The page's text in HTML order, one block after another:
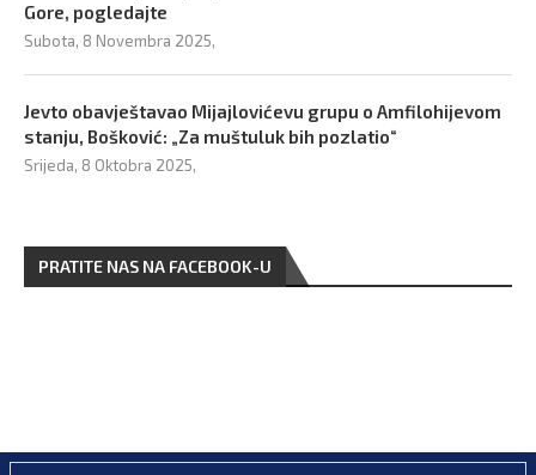
Gore, pogledajte
Subota, 8 Novembra 2025,
Jevto obavještavao Mijajlovićevu grupu o Amfilohijevom
stanju, Bošković: „Za muštuluk bih pozlatio“
Srijeda, 8 Oktobra 2025,
PRATITE NAS NA FACEBOOK-U